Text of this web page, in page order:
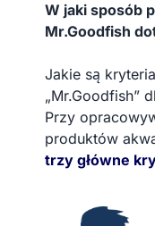
W jaki sposób
Mr.Goodfish
Jakie są
„Mr.Goodfish”
Przy
produktów
trzy główne